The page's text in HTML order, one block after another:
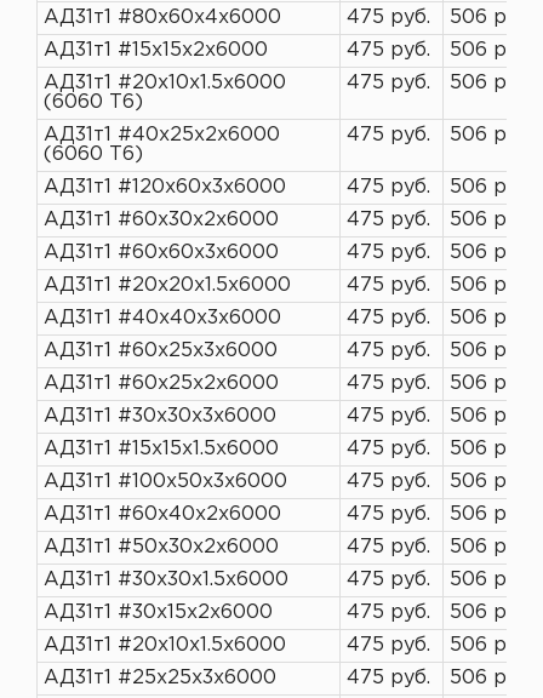
АД31т1 #80х60х4х6000 475 руб.
506 руб.
АД31т1 #15х15х2х6000
475 руб.
506 руб.
АД31т1 #20х10х1.5х6000
(6060 T6)
475 руб. 506 руб.
АД31т1 #40х25х2х6000
(6060 Т6)
475 руб. 506 руб.
АД31т1 #120х60х3х6000 475 руб.
506 руб.
АД31т1 #60х30х2х6000
475 руб.
506 руб.
АД31т1 #60х60х3х6000
475 руб.
506 руб.
АД31т1 #20х20х1.5х6000
475 руб.
506 руб.
АД31т1 #40х40х3х6000
475 руб.
506 руб.
АД31т1 #60х25х3х6000
475 руб.
506 руб.
АД31т1 #60х25х2х6000
475 руб.
506 руб.
АД31т1 #30х30х3х6000
475 руб.
506 руб.
АД31т1 #15х15х1.5х6000
475 руб.
506 руб.
АД31т1 #100х50х3х6000
475 руб.
506 руб.
АД31т1 #60х40х2х6000
475 руб.
506 руб.
АД31т1 #50х30х2х6000
475 руб.
506 руб.
АД31т1 #30х30х1.5х6000
475 руб.
506 руб.
АД31т1 #30х15х2х6000
475 руб.
506 руб.
АД31т1 #20х10х1.5х6000
475 руб.
506 руб.
АД31т1 #25х25х3х6000
475 руб.
506 руб.